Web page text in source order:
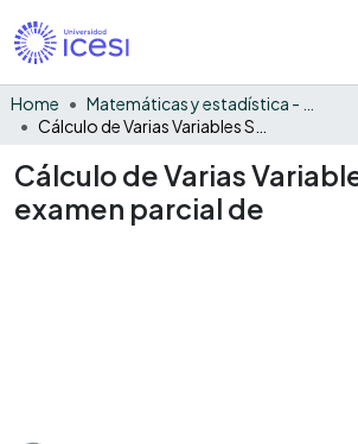
Home
Cálculo de Varias
examen parcial de